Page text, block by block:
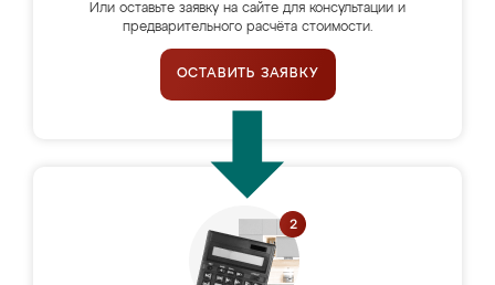
Или оставьте заявку на сайте для консультации и
предварительного расчёта стоимости.
ОСТАВИТЬ ЗАЯВКУ